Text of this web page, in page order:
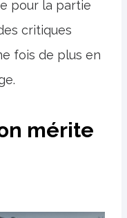
pour la partie
critiques
fois de plus en
mérite